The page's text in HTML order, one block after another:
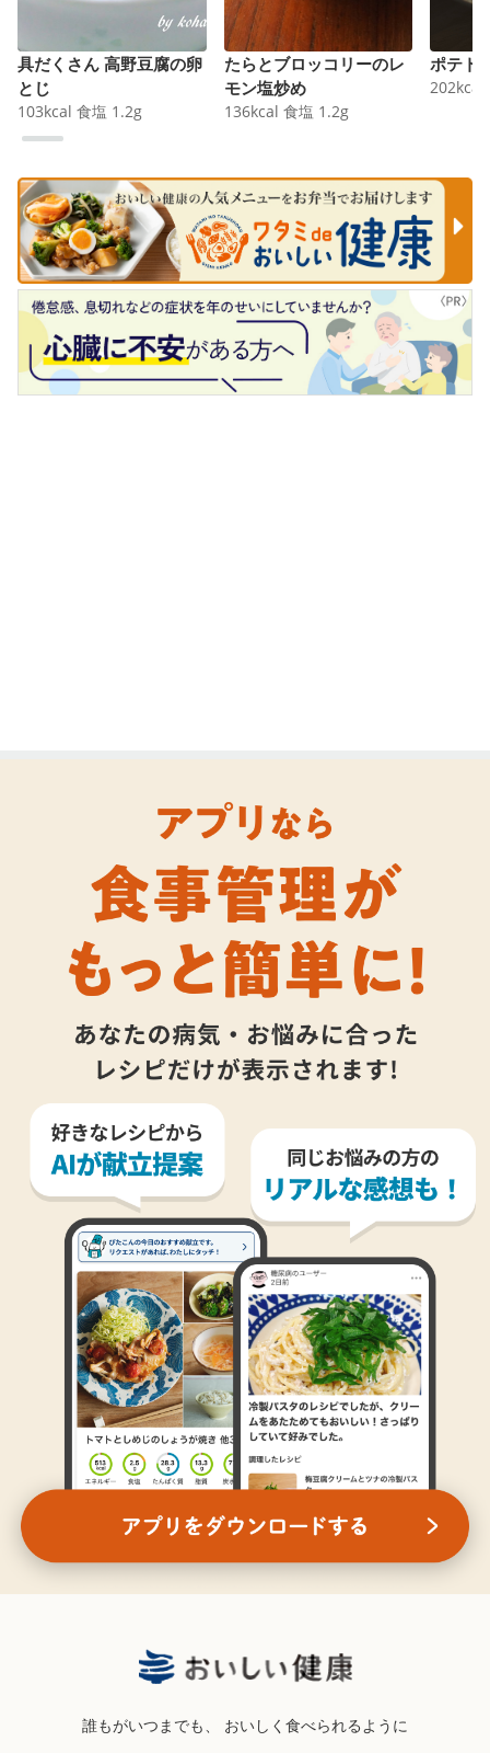
具だくさん 高野豆腐の卵
とじ
103kcal 食塩 1.2g
たらとブロッコリーのレ
モン塩炒め
136kcal 食塩 1.2g
ポテト
202kcal
誰もがいつまでも、 おいしく食べられるように